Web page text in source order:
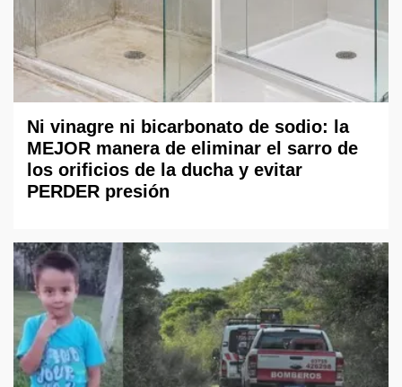
Ni vinagre ni bicarbonato de sodio: la
MEJOR manera de eliminar el sarro de
los orificios de la ducha y evitar
PERDER presión